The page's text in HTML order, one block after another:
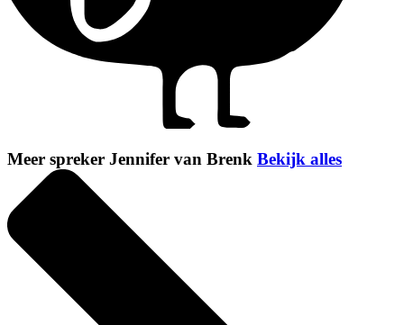
Meer spreker Jennifer van Brenk Bekijk alles